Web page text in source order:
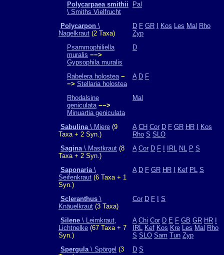
Polycarpaea smithii
\ Smiths Vielfrucht
Pal
Polycarpon \
Nagelkraut (2 Taxa)
D F GR Kos Les Mal Rho
Zyp
Psammophiliella
muralis −−>
Gypsophila muralis
D
Rabelera holostea −
−> Stellaria holostea
A D F
Rhodalsine
geniculata −−>
Minuartia geniculata
Mal
Sabulina\ Miere (9
Taxa + 2 Syn.)
A CH Cor D F GR HR
Kos
Rho S SLO
Sagina\ Mastkraut (8
Taxa + 2 Syn.)
A Cor D F IRL NL P S
Saponaria\
Seifenkraut (6 Taxa + 1
Syn.)
A D F GR HR Kef PL S
Scleranthus \
Knäuelkraut (3 Taxa)
Cor D F S
Silene \ Leimkraut,
Lichtnelke (67 Taxa + 7
Syn.)
A Chi Cor D E F GB GR HR
IRL Kef Kos Kre Les Mal Rho
S SLO Sam Tun Zyp
Spergula\ Spörgel (3
D S